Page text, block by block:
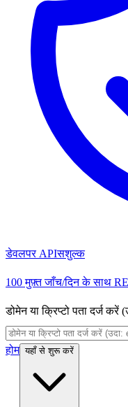
डेवलपर APIसशुल्क
100 मुफ़्त जाँच/दिन के साथ
डोमेन या क्रिप्टो पता दर्ज करें
होम यहाँ से शुरू करें